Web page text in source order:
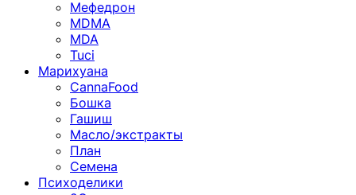
Мефедрон
MDMA
MDA
Tuci
Марихуана
CannaFood
Бошка
Гашиш
Масло/экстракты
План
Семена
Психоделики